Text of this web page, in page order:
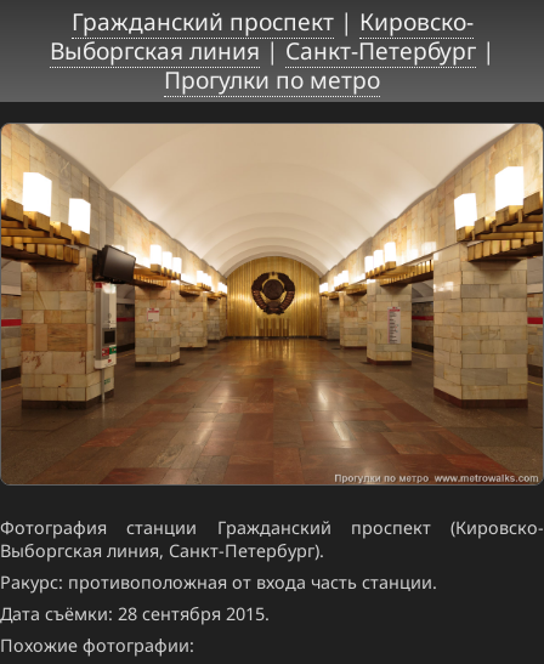
Гражданский проспект| Кировско-
Выборгская линия|Санкт-Петербург|
Прогулки по метро
Фотография станции Гражданский проспект (Кировско-
Выборгская линия, Санкт-Петербург).
Ракурс: противоположная от входа часть станции.
Дата съёмки: 28 сентября 2015.
Похожие фотографии: